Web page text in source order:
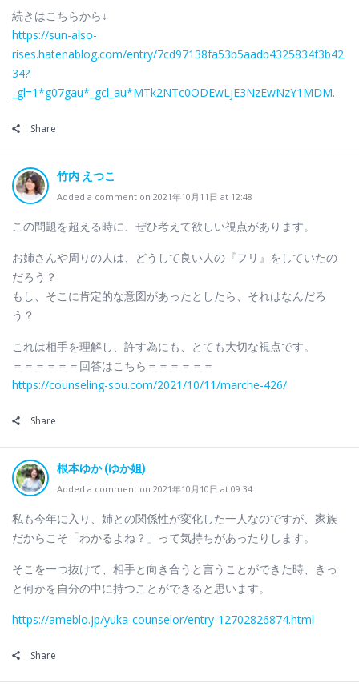
続きはこちらから↓
https://sun-also-
rises.hatenablog.com/entry/7cd97138fa53b5aadb4325834f3b42
34?
_gl=1*g07gau*_gcl_au*MTk2NTc0ODEwLjE3NzEwNzY1MDM.
Share
竹内 えつこ
Added a comment on 2021年10月11日 at 12:48
この問題を超える時に、ぜひ考えて欲しい視点があります。
お姉さんや周りの人は、どうして良い人の『フリ』をしていたの
だろう？
もし、そこに肯定的な意図があったとしたら、それはなんだろ
う？
これは相手を理解し、許す為にも、とても大切な視点です。
＝＝＝＝＝＝回答はこちら＝＝＝＝＝＝
https://counseling-sou.com/2021/10/11/marche-426/
Share
根本ゆか (ゆか姐)
Added a comment on 2021年10月10日 at 09:34
私も今年に入り、姉との関係性が変化した一人なのですが、家族
だからこそ「わかるよね？」って気持ちがあったりします。
そこを一つ抜けて、相手と向き合うと言うことができた時、きっ
と何かを自分の中に持つことができると思います。
https://ameblo.jp/yuka-counselor/entry-12702826874.html
Share